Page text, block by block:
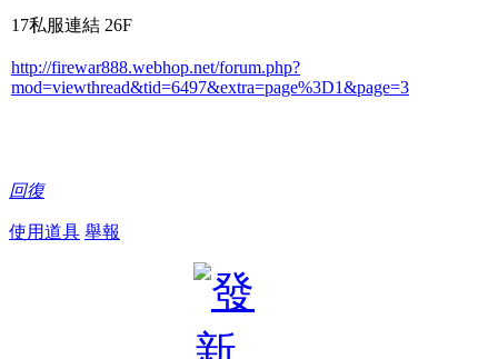
17私服連結 26F
http://firewar888.webhop.net/forum.php?
mod=viewthread&tid=6497&extra=page%3D1&page=3
回復
使用道具 舉報